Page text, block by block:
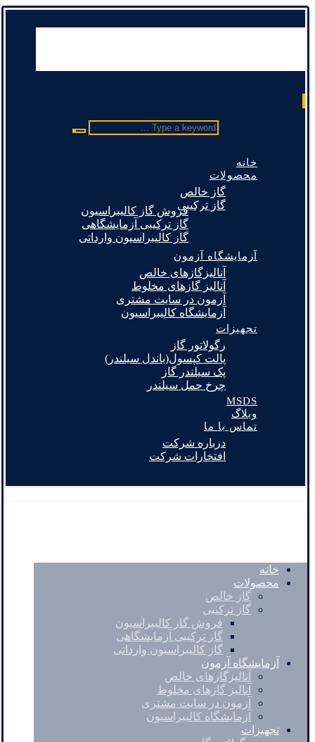
خانه
محصولات
گاز خالص
گاز ترکیبیفروش گاز کالیبراسیون
گاز ترکیبی آزمایشگاهی
گاز کالیبراسیون وارداتی
آزمایشگاه آزمون
آنالیزگازهای خالص
آنالیز گازهای مخلوط
آزمون در سایت مشتری
آزمایشگاه کالیبراسیون
تجهیزات
رگولاتور گاز
پالت کپسول(باندل سیلندر)
پک سیلندر گاز
چرخ حمل سیلندر
MSDS
وبلاگ
تماس با ما
درباره شرکت
افتخارات شرکت
خانه
محصولات
گاز خالص
گاز ترکیبی
فروش گاز کالیبراسیون
گاز ترکیبی آزمایشگاهی
گاز کالیبراسیون وارداتی
آزمایشگاه آزمون
آنالیزگازهای خالص
آنالیز گازهای مخلوط
آزمون در سایت مشتری
آزمایشگاه کالیبراسیون
تجهیزات